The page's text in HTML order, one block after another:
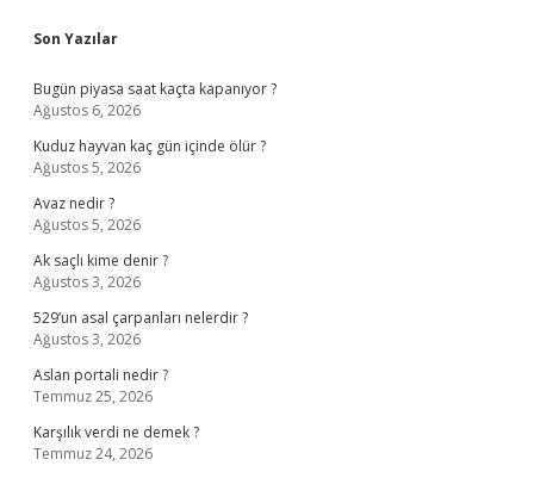
Sidebar
Son Yazılar
Bugün piyasa saat kaçta kapanıyor ?
Ağustos 6, 2026
Kuduz hayvan kaç gün içinde ölür ?
Ağustos 5, 2026
Avaz nedir ?
Ağustos 5, 2026
Ak saçlı kime denir ?
Ağustos 3, 2026
529’un asal çarpanları nelerdir ?
Ağustos 3, 2026
Aslan portali nedir ?
Temmuz 25, 2026
Karşılık verdi ne demek ?
Temmuz 24, 2026